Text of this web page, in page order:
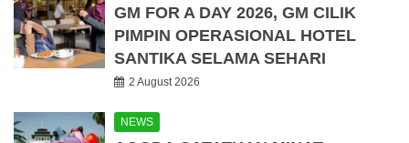
GM FOR A DAY 2026, GM CILIK
PIMPIN OPERASIONAL HOTEL
SANTIKA SELAMA SEHARI
2 August 2026
NEWS